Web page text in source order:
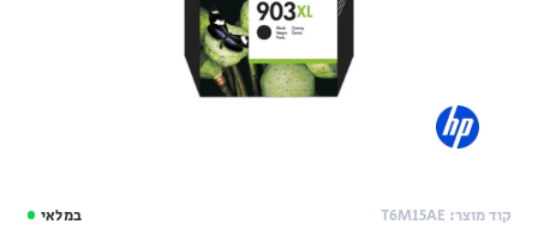
במלאי קוד מוצר: T6M15AE